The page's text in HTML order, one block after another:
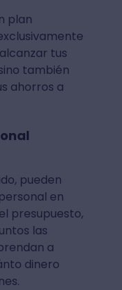
plan
tus
también
ahorros a
pueden
en
presupuesto,
las
a
dinero